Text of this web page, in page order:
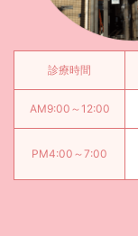
診療時間
AM9:00～12:00
PM4:00～7:00